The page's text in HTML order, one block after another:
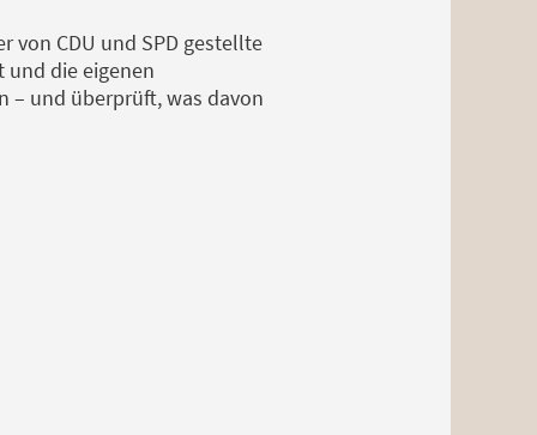
von CDU und SPD gestellte
und die eigenen
– und überprüft, was davon